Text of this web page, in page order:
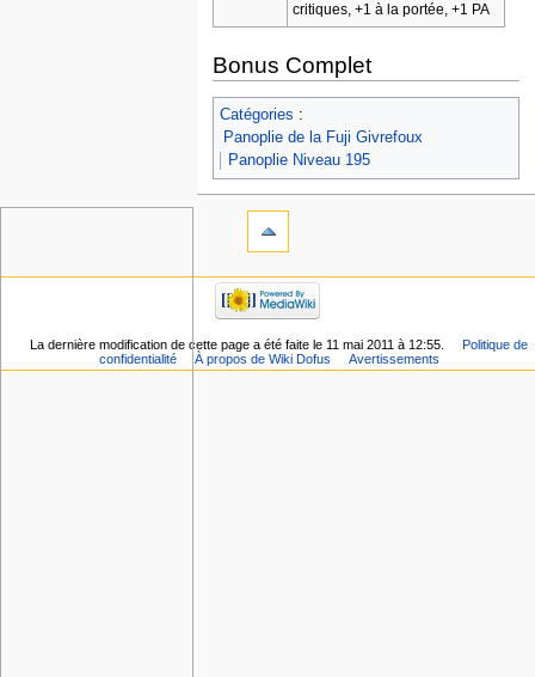
critiques, +1 à la portée, +1 PA
Bonus Complet
Catégories :
Panoplie de la Fuji Givrefoux
Panoplie Niveau 195
La dernière modification de cette page a été faite le 11 mai 2011 à 12:55.
Politique de
confidentialité
À propos de Wiki Dofus Avertissements